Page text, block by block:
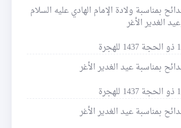
بمناسبة ولادة الإمام الهادي عليه السلام
الغدير الأغر
بمناسبة عيد الغدير الأغر
بمناسبة عيد الغدير الأغر